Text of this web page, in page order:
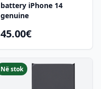
battery iPhone 14
genuine
45.00€
Në stok